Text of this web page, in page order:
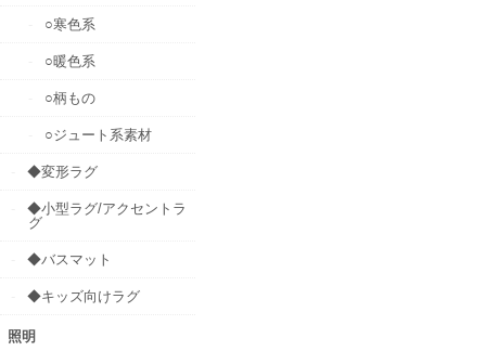
○寒色系
○暖色系
○柄もの
○ジュート系素材
◆変形ラグ
◆小型ラグ/アクセントラ
グ
◆バスマット
◆キッズ向けラグ
照明